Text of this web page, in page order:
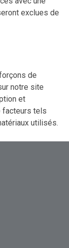
exclues de
de
notre site
et
facteurs tels
utilisés.